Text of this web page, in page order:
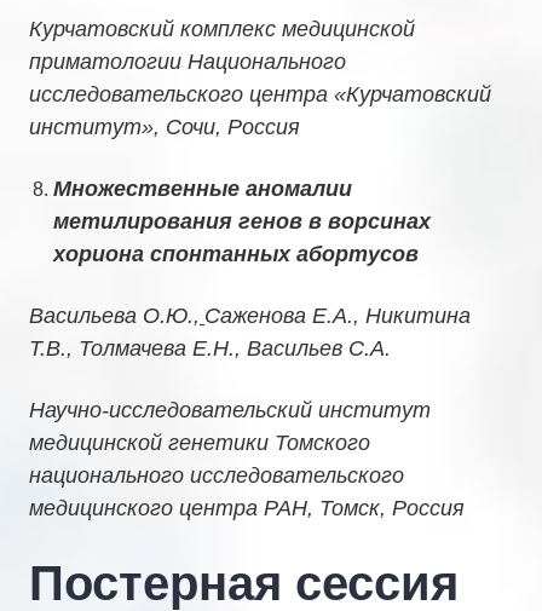
Курчатовский комплекс медицинской
приматологии Национального
исследовательского центра «Курчатовский
институт», Сочи, Россия
Множественные аномалии
метилирования генов в ворсинах
хориона спонтанных абортусов
Васильева О.Ю., Саженова Е.А., Никитина
Т.В., Толмачева Е.Н., Васильев С.А.
Научно-исследовательский институт
медицинской генетики Томского
национального исследовательского
медицинского центра РАН, Томск, Россия
Постерная сессия